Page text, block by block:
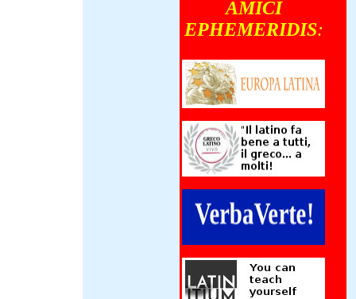
AMICI
EPHEMERIDIS: